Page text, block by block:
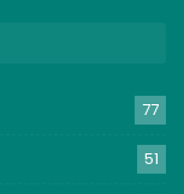
77
51